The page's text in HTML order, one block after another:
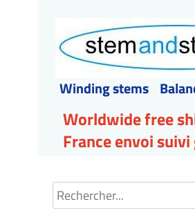
Winding stems
Worldwide free
France envoi